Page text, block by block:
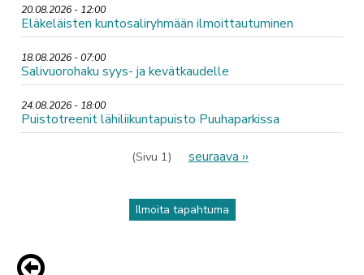
20.08.2026 - 12:00
Eläkeläisten kuntosaliryhmään ilmoittautuminen
18.08.2026 - 07:00
Salivuorohaku syys- ja kevätkaudelle
24.08.2026 - 18:00
Puistotreenit lähiliikuntapuisto Puuhaparkissa
(Sivu 1)
Seuraava
seuraava ››
Ilmoita tapahtuma